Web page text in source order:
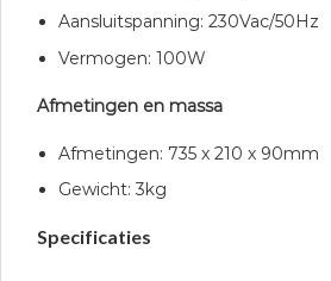
Aansluitspanning: 230Vac/50Hz
Vermogen: 100W
Afmetingen en massa
Afmetingen: 735 x 210 x 90mm
Gewicht: 3kg
Specificaties